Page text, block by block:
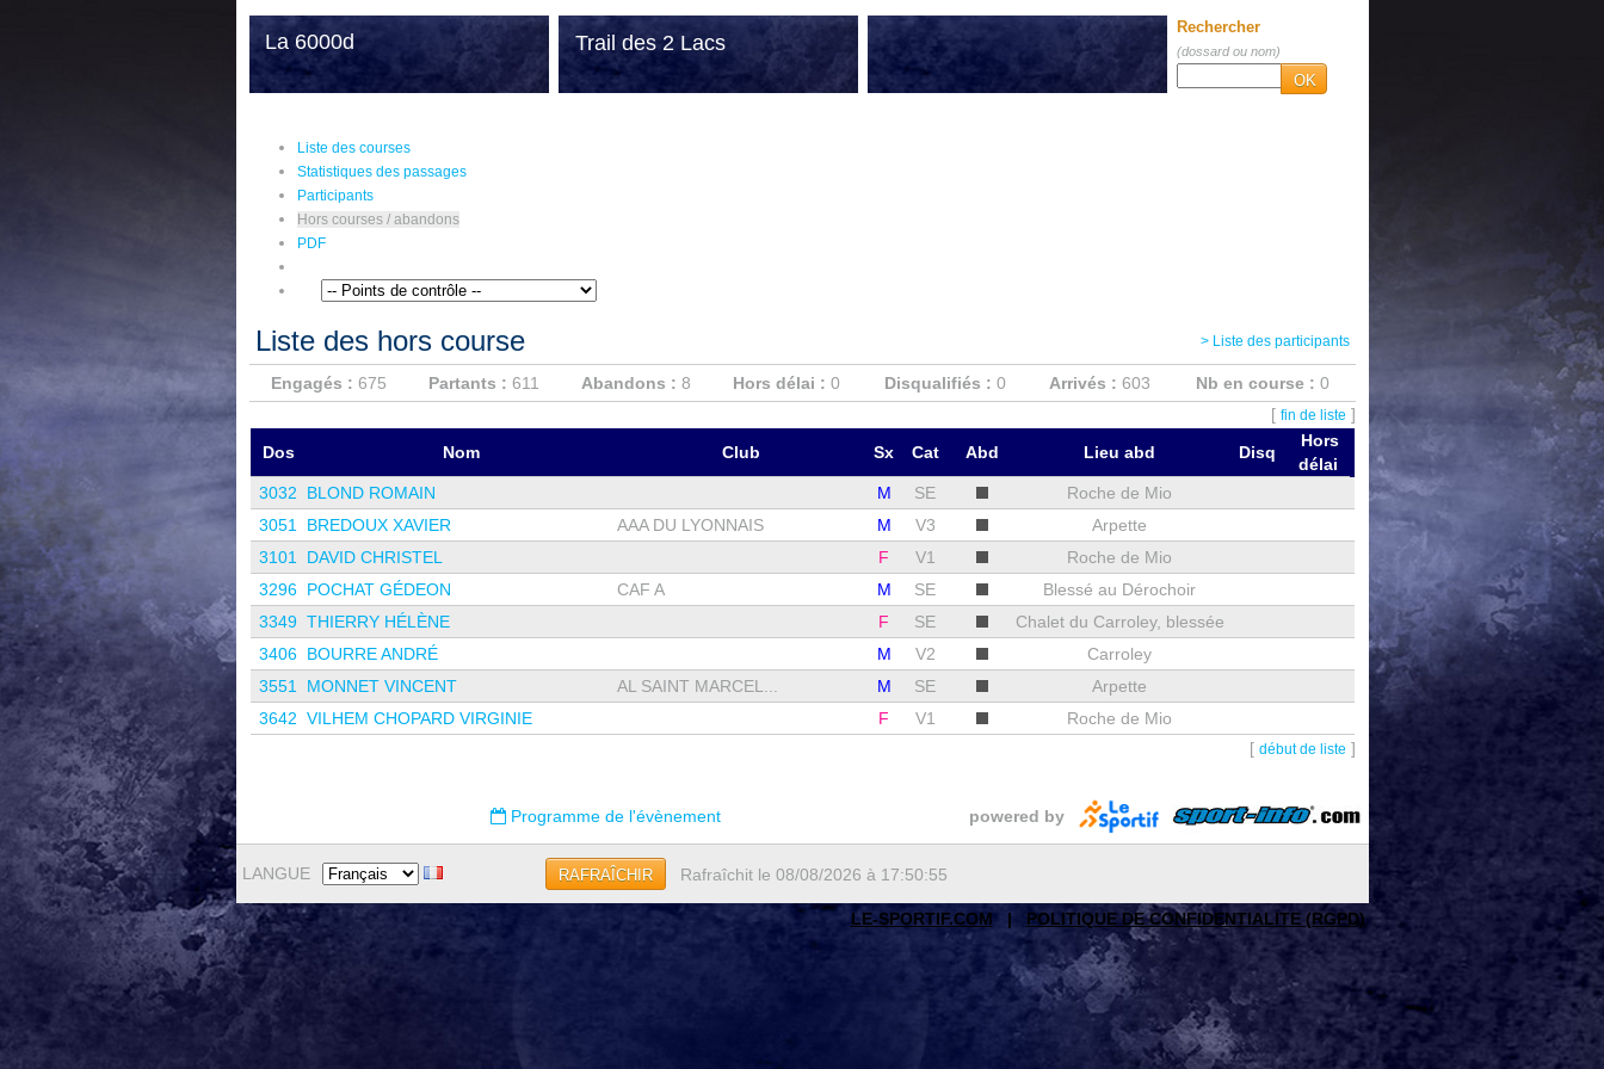
La 6000d Trail des 2 Lacs
Rechercher
(dossard ou nom)
OK
Liste des courses
Statistiques des passages
Participants
Hors courses / abandons
PDF
Liste des hors course > Liste des participants
Engagés : 675 Partants : 611 Abandons : 8 Hors délai : 0 Disqualifiés : 0 Arrivés : 603 Nb en course : 0
[ fin de liste ]
Dos
Nom Club Sx Cat Abd Lieu abd Disq
Hors
délai
3032
BLOND ROMAIN M SE
Roche de Mio
3051
BREDOUX XAVIER AAA DU LYONNAIS M V3
Arpette
3101
DAVID CHRISTEL F V1
Roche de Mio
3296 POCHAT GÉDEON CAF A M SE
Blessé au Dérochoir
3349 THIERRY HÉLÈNE F SE
Chalet du Carroley, blessée
3406 BOURRE ANDRÉ M V2
Carroley
3551
MONNET VINCENT AL SAINT MARCEL... M SE
Arpette
3642 VILHEM CHOPARD VIRGINIE F V1
Roche de Mio
[ début de liste ]
Programme de l'évènement powered by
LANGUE RAFRAÎCHIR Rafraîchit le 08/08/2026 à 17:50:55
LE-SPORTIF.COM | POLITIQUE DE CONFIDENTIALITE (RGPD)